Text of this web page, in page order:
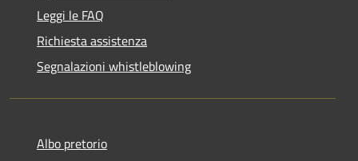
Leggi le FAQ
Richiesta assistenza
Segnalazioni whistleblowing
Albo pretorio